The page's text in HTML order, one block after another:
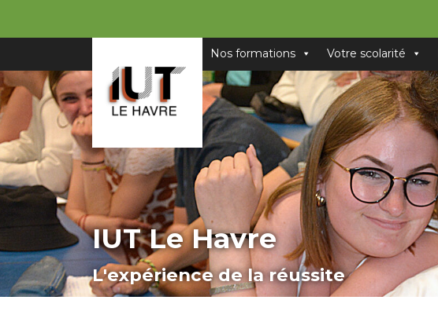
Nos formations Votre scolarité
IUT Le Havre
L'expérience de la réussite